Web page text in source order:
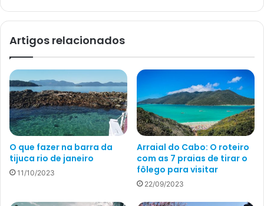
Artigos relacionados
O que fazer na barra da
tijuca rio de janeiro
11/10/2023
Arraial do Cabo: O roteiro
com as 7 praias de tirar o
fôlego para visitar
22/09/2023